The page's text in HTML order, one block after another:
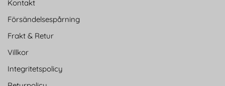
Kontakt
Försändelsespårning
Frakt & Retur
Villkor
Integritetspolicy